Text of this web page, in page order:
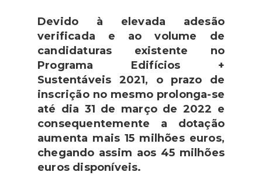
Devido à elevada adesão
verificada e ao volume de
candidaturas existente no
Programa Edifícios +
Sustentáveis 2021, o prazo de
inscrição no mesmo prolonga-se
até dia 31 de março de 2022 e
consequentemente a dotação
aumenta mais 15 milhões euros,
chegando assim aos 45 milhões
euros disponíveis.